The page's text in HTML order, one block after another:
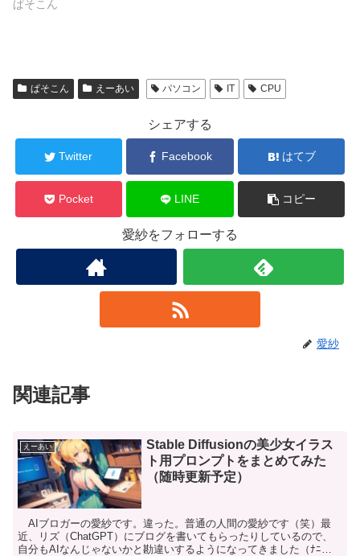
ぱそこん
ぱそこん えーあい パソコン IT CPU
シェアする
Twitter Facebook はてブ
Pocket LINE コピー
愛紗をフォローする
愛紗
関連記事
えーあい
Stable Diffusionの美少女イラス
ト用プロンプトをまとめてみた
（随時更新予定）
AIブロガーの愛紗です。違った。普通の人間の愛紗です（笑）最
近、リズ（ChatGPT）にブログを書いてもらったりしているので、
自分もAIなんじゃないかと勘違いするようになってきました（ﾅﾆ